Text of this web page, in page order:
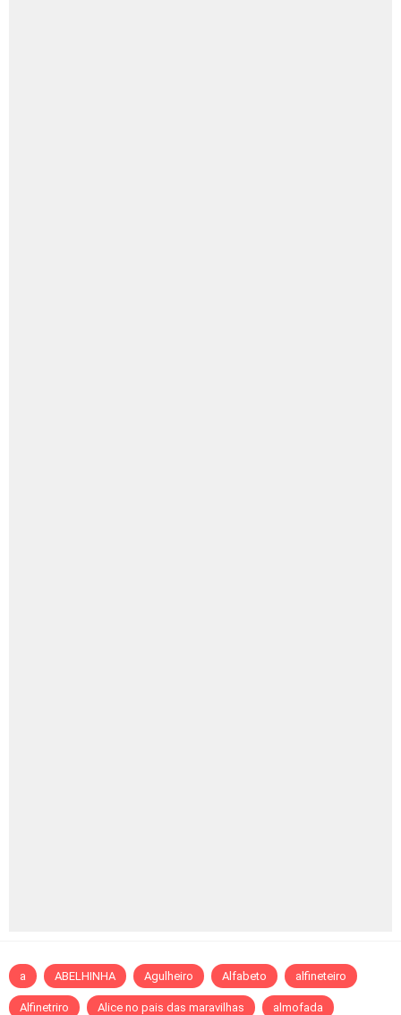
a ABELHINHA Agulheiro Alfabeto alfineteiro
Alfinetriro Alice no pais das maravilhas almofada